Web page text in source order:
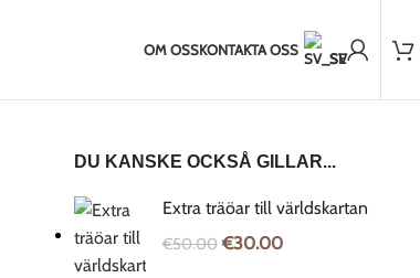
OM OSSKONTAKTA OSS SV
DU KANSKE OCKSÅ GILLAR...
Extra träöar till världskartan
€50.00 €30.00